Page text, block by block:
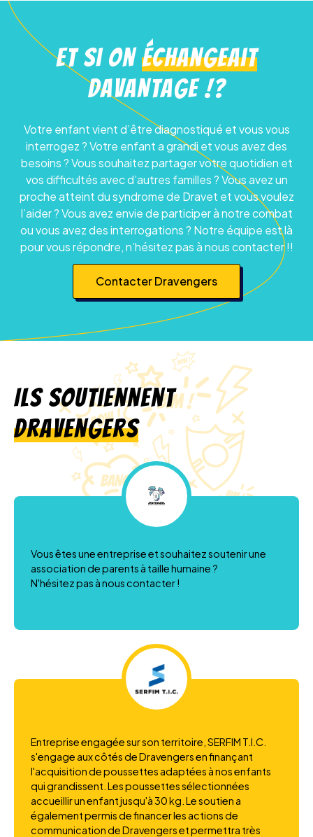
Et si onéchangeait
davantage !?
Votre enfant vient d’être diagnostiqué et vous vous
interrogez ? Votre enfant a grandi et vous avez des
besoins ? Vous souhaitez partager votre quotidien et
vos difficultés avec d’autres familles ? Vous avez un
proche atteint du syndrome de Dravet et vous voulez
l’aider ? Vous avez envie de participer à notre combat
ou vous avez des interrogations ? Notre équipe est là
pour vous répondre, n’hésitez pas à nous contacter !!
Contacter Dravengers
Ils soutiennent
Dravengers
Vous êtes une entreprise et souhaitez soutenir une
association de parents à taille humaine ?
N'hésitez pas à nous contacter !
Entreprise engagée sur son territoire, SERFIM T.I.C.
s'engage aux côtés de Dravengers en finançant
l'acquisition de poussettes adaptées à nos enfants
qui grandissent. Les poussettes sélectionnées
accueillir un enfant jusqu'à 30 kg. Le soutien a
également permis de financer les actions de
communication de Dravengers et permettra très